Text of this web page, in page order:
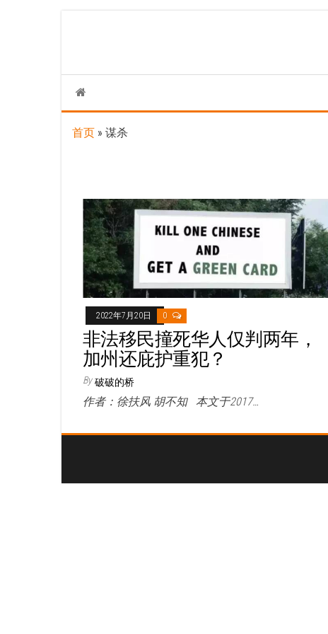
content
首页 » 谋杀
2022年7月20日 0
非法移民撞死华人仅判两年，
加州还庇护重犯？
By 破破的桥
作者：徐扶风 胡不知 本文于2017…